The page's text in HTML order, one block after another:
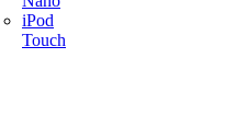
iPod
Touch